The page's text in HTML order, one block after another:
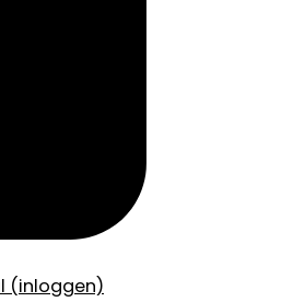
(inloggen)